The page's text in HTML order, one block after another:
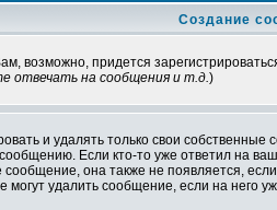
Создание
возможно, придется
на сообщения и т.д.)
и удалять только свои
Если кто-то уже ответил на
она также не появляется,
удалить сообщение, если на него